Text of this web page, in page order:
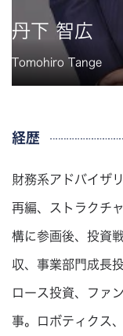
丹下 智広
Tomohiro Tange
経歴
財務系アドバイザ
再編、ストラクチ
構に参画後、投資
収、事業部門成長
ロース投資、ファ
事。ロボティクス